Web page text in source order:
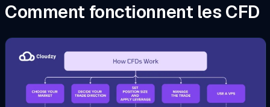
Comment fonctionnent les CFD